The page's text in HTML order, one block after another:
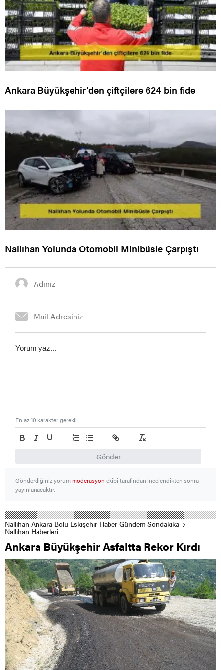
Ankara Büyükşehir’den çiftçilere 624 bin fide
Nallıhan Yolunda Otomobil Minibüsle Çarpıştı
Gönder
En az 10 karakter gerekli
Gönderdiğiniz yorummoderasyon ekibi tarafından incelendikten sonra
yayınlanacaktır.
Nallıhan Ankara Bolu Eskişehir Haber Gündem Sondakika
Nallıhan Haberleri
Ankara Büyükşehir Asfaltta Rekor Kırdı